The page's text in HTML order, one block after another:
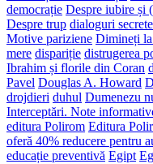
democrație Despre iubire și
Despre trup dialoguri secrete
Motive pariziene Dimineți
mere dispariție distrugerea
Ibrahim și florile din Coran
Pavel Douglas A. Howard
drojdieri duhul Dumenezu
Interceptări. Note
editura Polirom Editura
oferă 40% reducere pentru
educație preventivă Egipt